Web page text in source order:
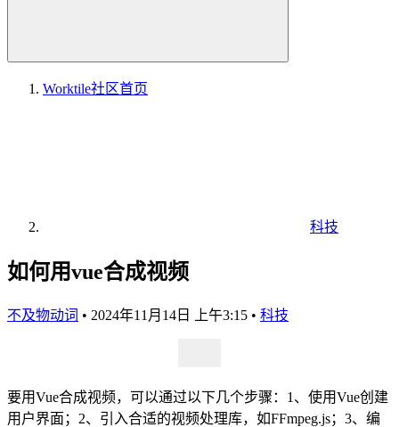
Worktile社区首页
科技
如何用vue合成视频
不及物动词 • 2024年11月14日 上午3:15 • 科技
要用Vue合成视频，可以通过以下几个步骤：1、使用Vue创建
用户界面；2、引入合适的视频处理库，如FFmpeg.js；3、编